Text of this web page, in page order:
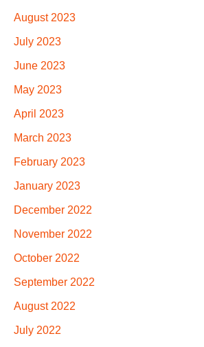
August 2023
July 2023
June 2023
May 2023
April 2023
March 2023
February 2023
January 2023
December 2022
November 2022
October 2022
September 2022
August 2022
July 2022